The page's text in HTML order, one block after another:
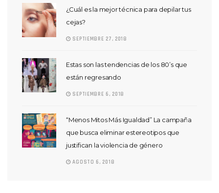
¿Cuál es la mejor técnica para depilar tus
cejas?
SEPTIEMBRE 27, 2018
Estas son las tendencias de los 80’s que
están regresando
SEPTIEMBRE 6, 2018
“Menos Mitos Más Igualdad” La campaña
que busca eliminar estereotipos que
justifican la violencia de género
AGOSTO 6, 2018